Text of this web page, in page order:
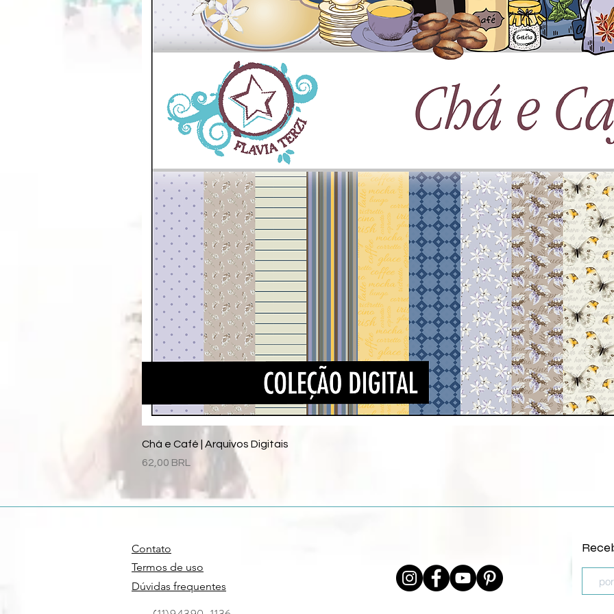
Chá e Café | Arquivos Digitais
Precio
62,00 BRL
Contato
Termos de uso
Dúvidas frequentes